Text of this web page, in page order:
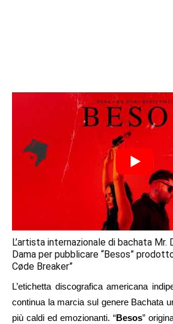
L’artista internazionale di bachata Mr.
Dama per pubblicare “Besos”
Cøde Breaker”
L’etichetta discografica americana
continua la marcia sul genere Bachata
più caldi ed emozionanti. “Besos”